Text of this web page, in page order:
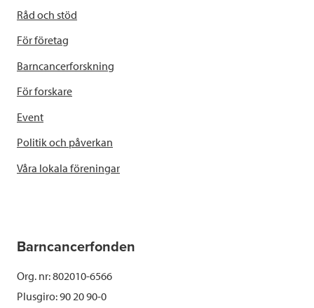
Råd och stöd
För företag
Barncancerforskning
För forskare
Event
Politik och påverkan
Våra lokala föreningar
Barncancerfonden
Org. nr: 802010-6566
Plusgiro: 90 20 90-0